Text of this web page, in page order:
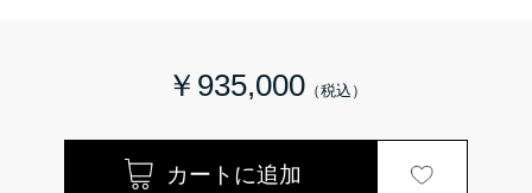
￥935,000